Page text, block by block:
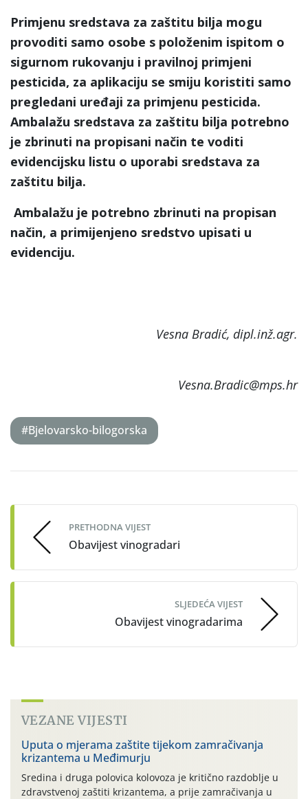
Primjenu sredstava za zaštitu bilja mogu
provoditi samo osobe s položenim ispitom o
sigurnom rukovanju i pravilnoj primjeni
pesticida, za aplikaciju se smiju koristiti samo
pregledani uređaji za primjenu pesticida.
Ambalažu sredstava za zaštitu bilja potrebno
je zbrinuti na propisani način te voditi
evidencijsku listu o uporabi sredstava za
zaštitu bilja.
Ambalažu je potrebno zbrinuti na propisan
način, a primijenjeno sredstvo upisati u
evidenciju.
Vesna Bradić, dipl.inž.agr.
Vesna.Bradic@mps.hr
#Bjelovarsko-bilogorska
navigation
PRETHODNA VIJEST
Obavijest vinogradari
SLJEDEĆA VIJEST
Obavijest vinogradarima
VEZANE VIJESTI
Uputa o mjerama zaštite tijekom zamračivanja
krizantema u Međimurju
Sredina i druga polovica kolovoza je kritično razdoblje u
zdravstvenoj zaštiti krizantema, a prije zamračivanja u